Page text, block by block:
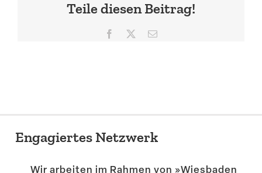
Suche
Teile diesen Beitrag!
Facebook E-
Engagiertes Netzwerk
Wir arbeiten im Rahmen von »Wiesbaden